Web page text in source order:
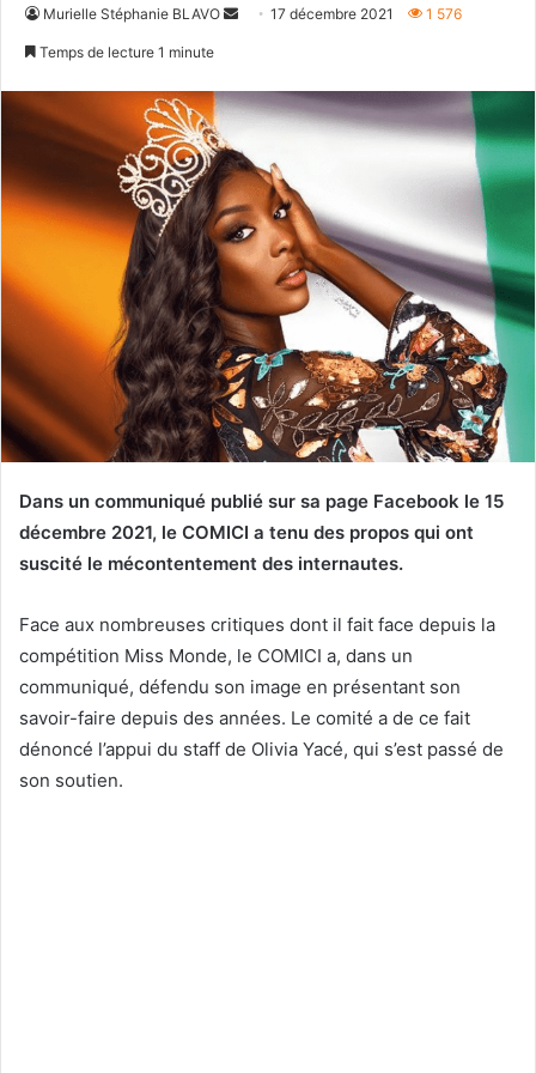
Murielle Stéphanie BLAVO
Envoyer17 décembre 2021 1 576
Temps de lecture 1 minute
Dans un communiqué publié sur sa page Facebook le 15
décembre 2021, le COMICI a tenu des propos qui ont
suscité le mécontentement des internautes.
Face aux nombreuses critiques dont il fait face depuis la
compétition Miss Monde, le COMICI a, dans un
communiqué, défendu son image en présentant son
savoir-faire depuis des années. Le comité a de ce fait
dénoncé l’appui du staff de Olivia Yacé, qui s’est passé de
son soutien.